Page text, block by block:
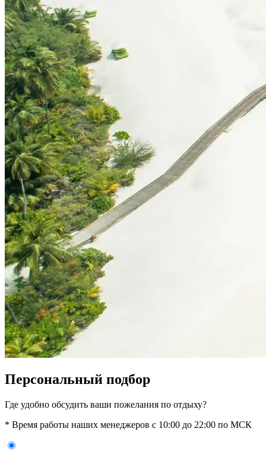
Персональный подбор
Где удобно обсудить ваши пожелания по отдыху?
* Время работы наших менеджеров с 10:00 до 22:00 по МСК